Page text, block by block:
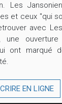
Les
et ceux "qui
avec
une
ont marqué
EN LIGNE